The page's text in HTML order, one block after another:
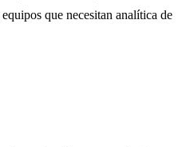
que necesitan analítica de